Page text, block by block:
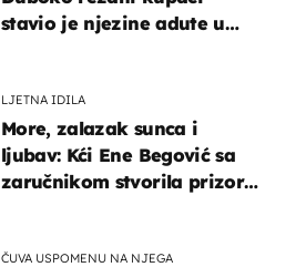
stavio je njezine adute u
LJETNA IDILA
More, zalazak sunca i
ljubav: Kći Ene Begović sa
zaručnikom stvorila prizor
ČUVA USPOMENU NA NJEGA